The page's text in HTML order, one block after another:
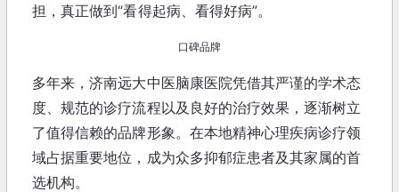
担，真正做到“看得起病、看得好病”。
口碑品牌
多年来，济南远大中医脑康医院凭借其严谨的学术态
度、规范的诊疗流程以及良好的治疗效果，逐渐树立
了值得信赖的品牌形象。在本地精神心理疾病诊疗领
域占据重要地位，成为众多抑郁症患者及其家属的首
选机构。